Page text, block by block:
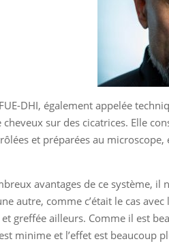
DHI, également appelée
cheveux sur des cicatrices. Elle
et préparées au
avantages de ce système, il
autre, comme c’était le cas
greffée ailleurs. Comme il est
minime et l’effet est beaucoup